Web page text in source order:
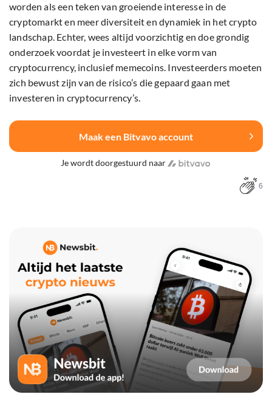
worden als een teken van groeiende interesse in de
cryptomarkt en meer diversiteit en dynamiek in het crypto
landschap. Echter, wees altijd voorzichtig en doe grondig
onderzoek voordat je investeert in elke vorm van
cryptocurrency, inclusief memecoins. Investeerders moeten
zich bewust zijn van de risico’s die gepaard gaan met
investeren in cryptocurrency’s.
Maak een Bitvavo account
Je wordt doorgestuurd naar
6